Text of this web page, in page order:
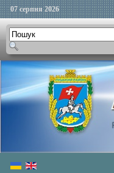
07 серпня 2026